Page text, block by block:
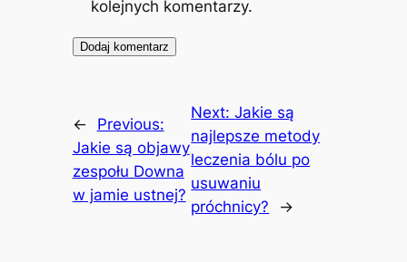
kolejnych komentarzy.
←
Previous:
Jakie są objawy
zespołu Downa
w jamie ustnej?
Next:Jakie są
najlepsze metody
leczenia bólu po
usuwaniu
próchnicy?
→